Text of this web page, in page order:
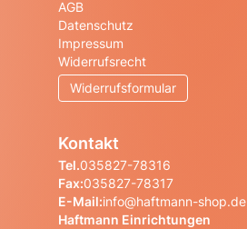
AGB
Datenschutz
Impressum
Widerrufsrecht
Widerrufsformular
Kontakt
Tel.035827-78316
Fax:035827-78317
E-Mail:info@haftmann-shop.de
Haftmann Einrichtungen